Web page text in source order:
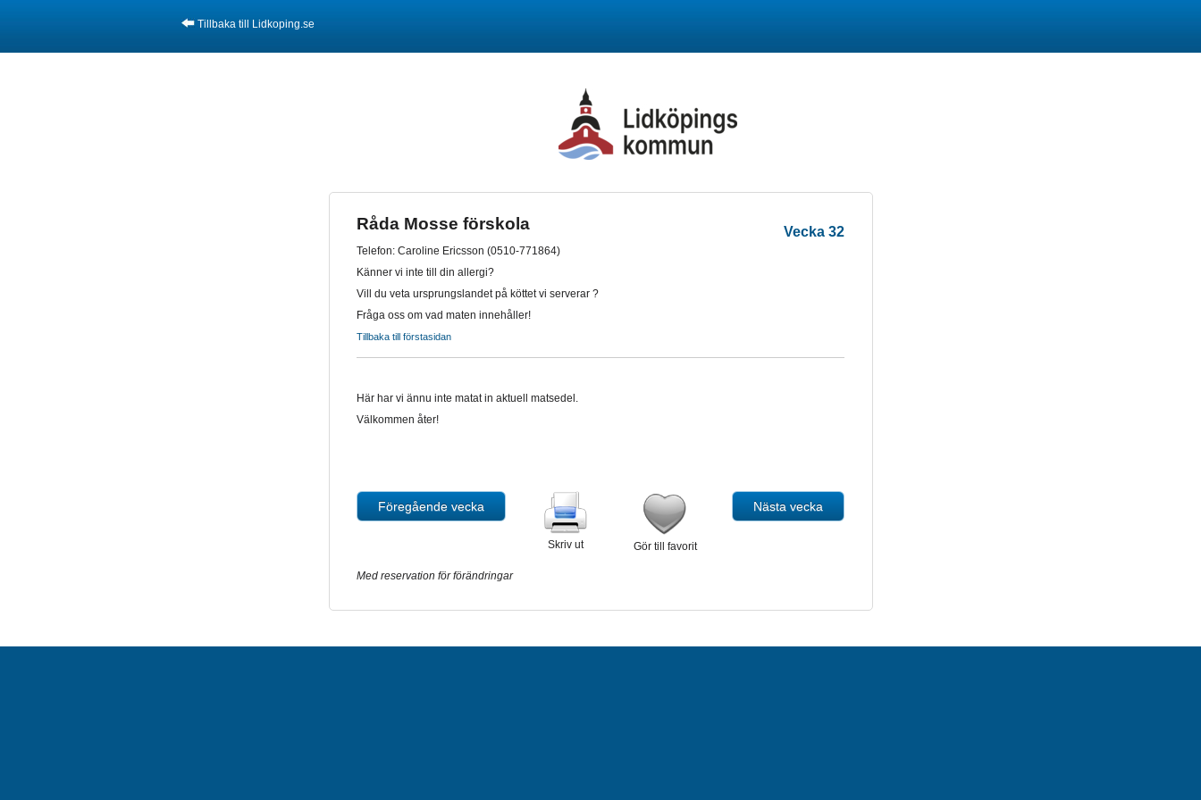
Tillbaka till Lidkoping.se
Råda Mosse förskola Vecka 32
Telefon: Caroline Ericsson (0510-771864)
Känner vi inte till din allergi?
Vill du veta ursprungslandet på köttet vi serverar ?
Fråga oss om vad maten innehåller!
Tillbaka till förstasidan
Här har vi ännu inte matat in aktuell matsedel.
Välkommen åter!
Skriv ut Gör till favorit
Med reservation för förändringar